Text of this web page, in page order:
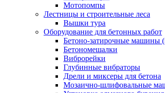
Мотопомпы
Лестницы и строительные леса
Вышки тура
Оборудование для бетонных работ
Бетоно-затирочные машины
Бетономешалки
Виброрейки
Глубинные вибраторы
Дрели и миксеры для бетона
Мозаично-шлифовальные